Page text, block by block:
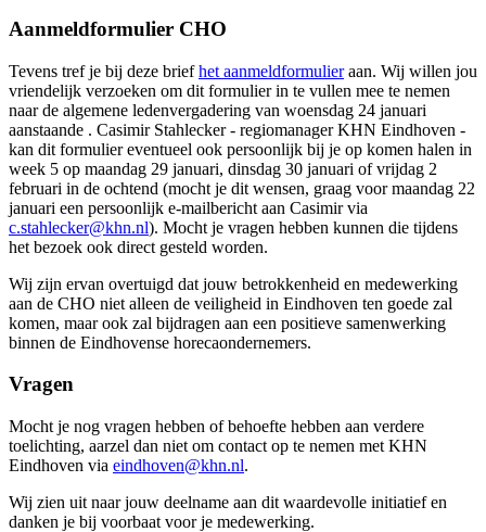
Aanmeldformulier CHO
Tevens tref je bij deze briefhet aanmeldformulieraan. Wij willen jou
vriendelijk verzoeken om dit formulier in te vullen mee te nemen
naar de algemene ledenvergadering van woensdag 24 januari
aanstaande . Casimir Stahlecker - regiomanager KHN Eindhoven -
kan dit formulier eventueel ook persoonlijk bij je op komen halen in
week 5 op maandag 29 januari, dinsdag 30 januari of vrijdag 2
februari in de ochtend (mocht je dit wensen, graag voor maandag 22
januari een persoonlijk e-mailbericht aan Casimir via
c.stahlecker@khn.nl). Mocht je vragen hebben kunnen die tijdens
het bezoek ook direct gesteld worden.
Wij zijn ervan overtuigd dat jouw betrokkenheid en medewerking
aan de CHO niet alleen de veiligheid in Eindhoven ten goede zal
komen, maar ook zal bijdragen aan een positieve samenwerking
binnen de Eindhovense horecaondernemers.
Vragen
Mocht je nog vragen hebben of behoefte hebben aan verdere
toelichting, aarzel dan niet om contact op te nemen met KHN
Eindhoven via eindhoven@khn.nl.
Wij zien uit naar jouw deelname aan dit waardevolle initiatief en
danken je bij voorbaat voor je medewerking.